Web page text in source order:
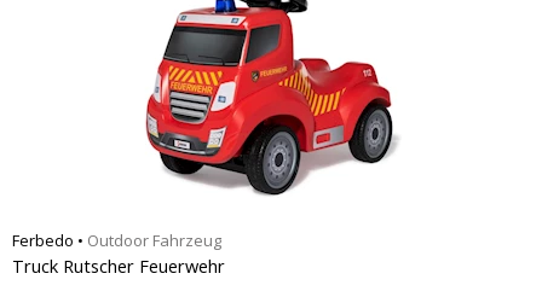
Ferbedo • Outdoor Fahrzeug
Truck Rutscher Feuerwehr